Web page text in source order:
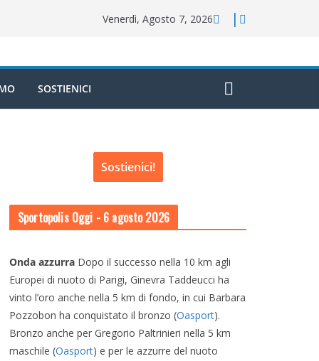
Venerdì, Agosto 7, 2026
SOSTIENICI
Sostienici!
Sportopolis Oggi - 6 agosto 2026
Onda azzurra Dopo il successo nella 10 km agli
Europei di nuoto di Parigi, Ginevra Taddeucci ha
vinto l’oro anche nella 5 km di fondo, in cui Barbara
Pozzobon ha conquistato il bronzo (Oasport).
Bronzo anche per Gregorio Paltrinieri nella 5 km
maschile (Oasport) e per le azzurre del nuoto